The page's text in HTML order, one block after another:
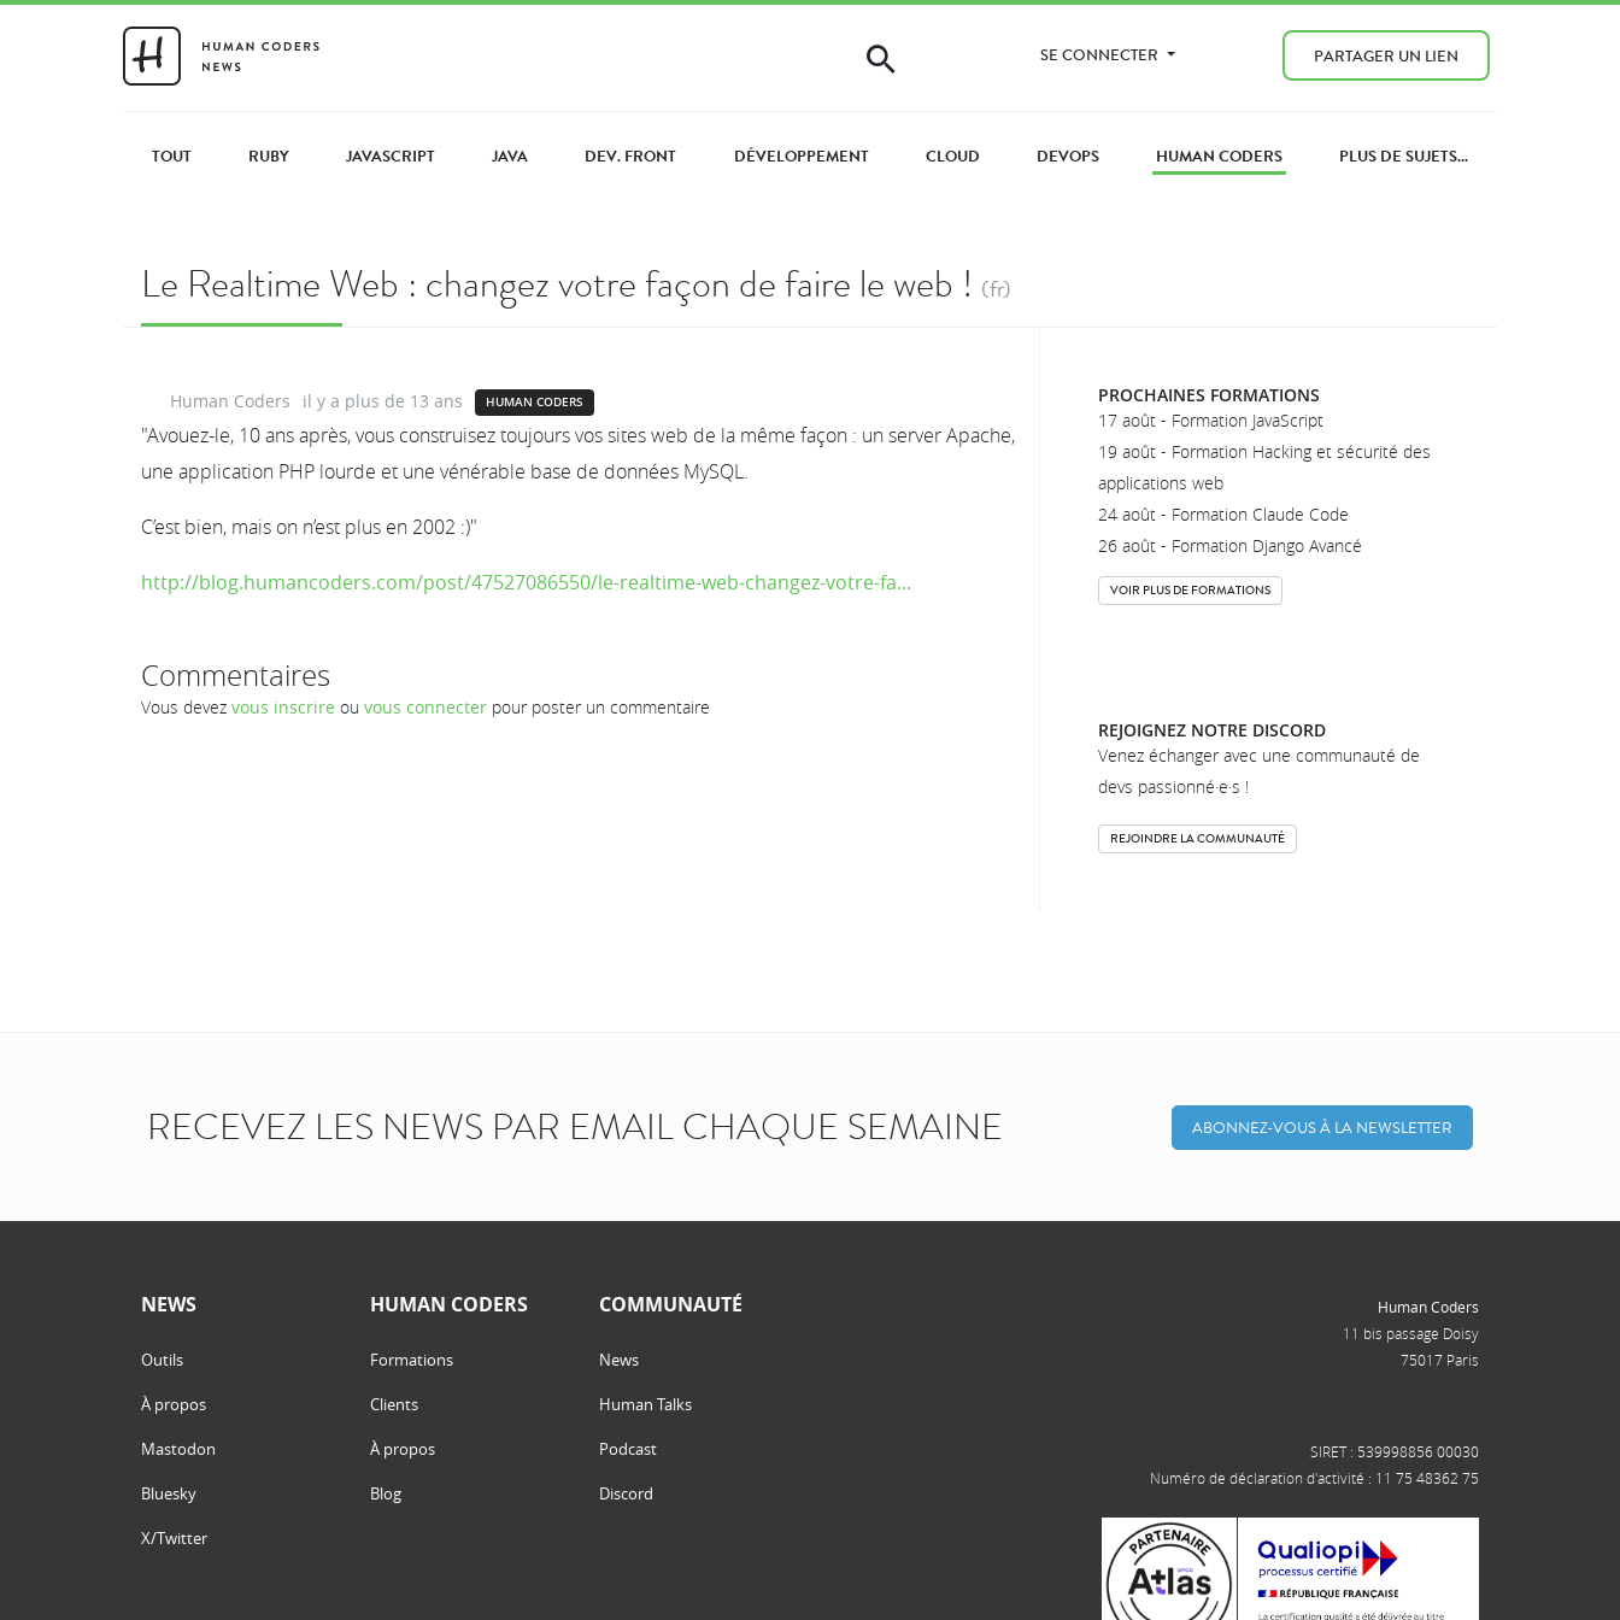
SE CONNECTER PARTAGER UN LIEN
TOUT RUBY JAVASCRIPT JAVA DEV. FRONT DÉVELOPPEMENT CLOUD DEVOPS HUMAN CODERS PLUS DE SUJETS...
Le Realtime Web : changez votre façon de faire le web ! (fr)
Human Coders il y a plus de 13 ans HUMAN CODERS
"Avouez-le, 10 ans après, vous construisez toujours vos sites web de la même façon : un server Apache,
une application PHP lourde et une vénérable base de données MySQL.
C’est bien, mais on n’est plus en 2002 :)"
http://blog.humancoders.com/post/47527086550/le-realtime-web-changez-votre-fa...
Commentaires
Vous devez vous inscrire ou vous connecter pour poster un commentaire
PROCHAINES FORMATIONS
17 août - Formation JavaScript
19 août - Formation Hacking et sécurité des
applications web
24 août - Formation Claude Code
26 août - Formation Django Avancé
VOIR PLUS DE FORMATIONS
REJOIGNEZ NOTRE DISCORD
Venez échanger avec une communauté de
devs passionné·e·s !
REJOINDRE LA COMMUNAUTÉ
RECEVEZ LES NEWS PAR EMAIL CHAQUE SEMAINE ABONNEZ-VOUS À LA NEWSLETTER
NEWS
Outils
À propos
Mastodon
Bluesky
X/Twitter
HUMAN CODERS
Formations
Clients
À propos
Blog
COMMUNAUTÉ
News
Human Talks
Podcast
Discord
Human Coders
11 bis passage Doisy
75017 Paris
SIRET : 539998856 00030
Numéro de déclaration d'activité : 11 75 48362 75